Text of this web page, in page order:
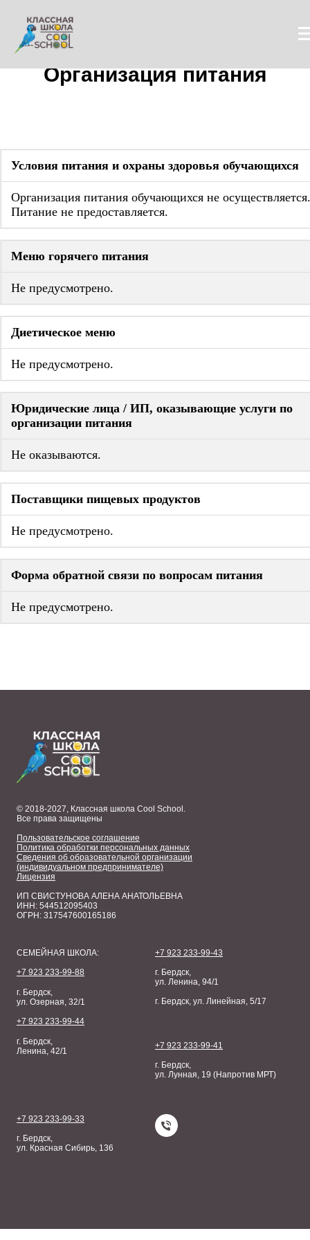
Организация питания
Условия питания и охраны здоровья обучающихся
Организация питания обучающихся не осуществляется.
Питание не предоставляется.
Меню горячего питания
Не предусмотрено.
Диетическое меню
Не предусмотрено.
Юридические лица / ИП, оказывающие услуги по
организации питания
Не оказываются.
Поставщики пищевых продуктов
Не предусмотрено.
Форма обратной связи по вопросам питания
Не предусмотрено.
© 2018-2027, Классная школа Cool School.
Все права защищены
Пользовательское соглашение
Политика обработки персональных данных
Сведения об образовательной организации
(индивидуальном предпринимателе)
Лицензия
ИП СВИСТУНОВА АЛЕНА АНАТОЛЬЕВНА
ИНН: 544512095403
ОГРН: 317547600165186
СЕМЕЙНАЯ ШКОЛА:
+7 923 233-99-88
г. Бердск,
ул. Озерная, 32/1
+7 923 233-99-44
г. Бердск,
Ленина, 42/1
+7 923 233-99-43
г. Бердск,
ул. Ленина, 94/1
г. Бердск, ул. Линейная, 5/17
+7 923 233-99-41
г. Бердск,
ул. Лунная, 19 (Напротив МРТ)
+7 923 233-99-33
г. Бердск,
ул. Красная Сибирь, 136